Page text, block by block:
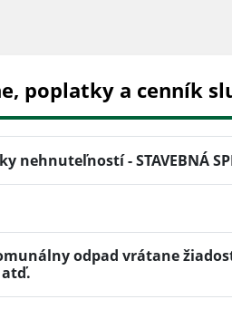
poplatky a cenník
nehnuteľností - STAVEBNÁ
odpad vrátane